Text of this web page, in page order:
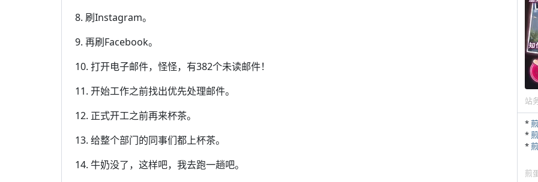
8. 刷Instagram。
9. 再刷Facebook。
10. 打开电子邮件，怪怪，有382个未读邮件！
11. 开始工作之前找出优先处理邮件。
12. 正式开工之前再来杯茶。
13. 给整个部门的同事们都上杯茶。
14. 牛奶没了，这样吧，我去跑一趟吧。
站
*
*
*
煎